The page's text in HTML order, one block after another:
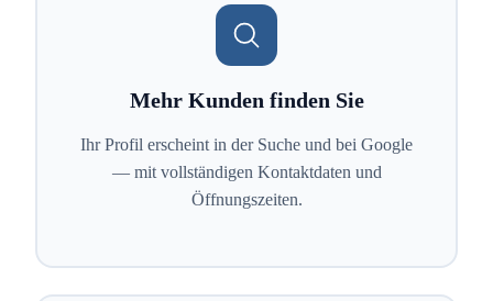
Mehr Kunden finden Sie
Ihr Profil erscheint in der Suche und bei Google
— mit vollständigen Kontaktdaten und
Öffnungszeiten.